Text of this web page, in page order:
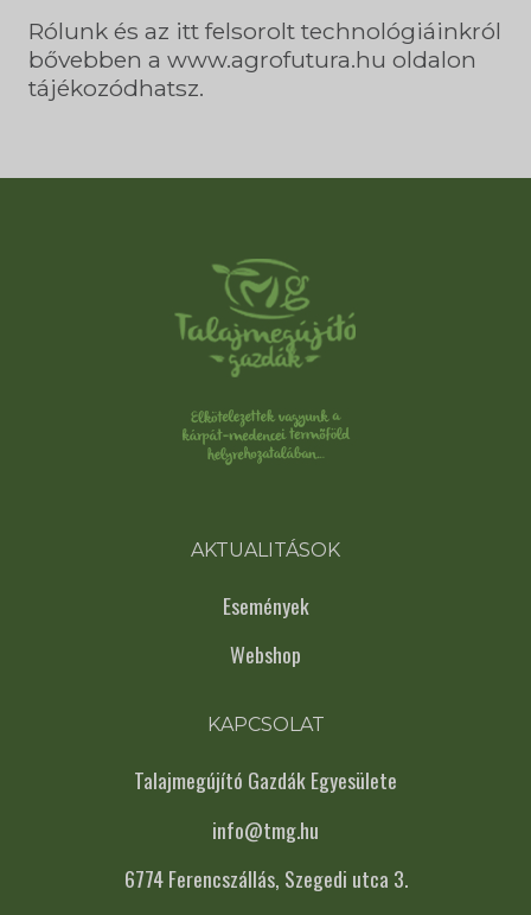
Rólunk és az itt felsorolt technológiáinkról
bővebben a www.agrofutura.hu oldalon
tájékozódhatsz.
AKTUALITÁSOK
Események
Webshop
KAPCSOLAT
Talajmegújító Gazdák Egyesülete
info@tmg.hu
6774 Ferencszállás, Szegedi utca 3.